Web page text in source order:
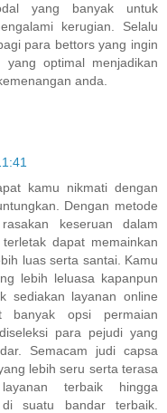
yang banyak untuk
kerugian. Selalu
para bettors yang ingin
yang optimal menjadikan
anda.
kamu nikmati dengan
Dengan metode
keseruan dalam
dapat memainkan
luas serta santai. Kamu
lebih leluasa kapanpun
sediakan layanan online
banyak opsi permaian
para pejudi yang
Semacam judi capsa
lebih seru serta terasa
terbaik hingga
suatu bandar terbaik.